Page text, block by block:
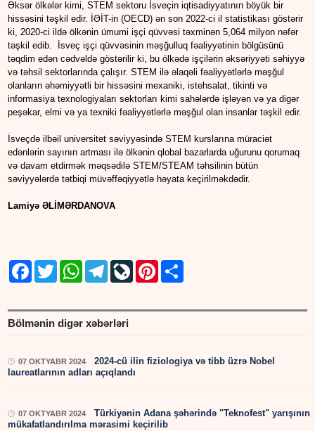
Əksər ölkələr kimi, STEM sektoru İsveçin iqtisadiyyatının böyük bir
hissəsini təşkil edir. İƏİT-in (OECD) ən son 2022-ci il statistikası göstərir
ki, 2020-ci ildə ölkənin ümumi işçi qüvvəsi təxminən 5,064 milyon nəfər
təşkil edib. İsveç işçi qüvvəsinin məşğulluq fəaliyyətinin bölgüsünü
təqdim edən cədvəldə göstərilir ki, bu ölkədə işçilərin əksəriyyəti səhiyyə
və təhsil sektorlarında çalışır. STEM ilə əlaqəli fəaliyyətlərlə məşğul
olanların əhəmiyyətli bir hissəsini mexaniki, istehsalat, tikinti və
informasiya texnologiyaları sektorları kimi sahələrdə işləyən və ya digər
peşəkar, elmi və ya texniki fəaliyyətlərlə məşğul olan insanlar təşkil edir.
İsveçdə ilbəil universitet səviyyəsində STEM kurslarına müraciət
edənlərin sayının artması ilə ölkənin qlobal bazarlarda uğurunu qorumaq
və davam etdirmək məqsədilə STEM/STEAM təhsilinin bütün
səviyyələrdə tətbiqi müvəffəqiyyətlə həyata keçirilməkdədir.
Lamiyə ƏLİMƏRDANOVA
FacebookTwitter WhatsAppTelegramLiveJournal
Pinterest
Bölmənin digər xəbərləri
07 OKTYABR 2024
2024-cü ilin fiziologiya və tibb üzrə Nobel
laureatlarının adları açıqlandı
07 OKTYABR 2024
Türkiyənin Adana şəhərində "Teknofest" yarışının
mükafatlandırılma mərasimi keçirilib